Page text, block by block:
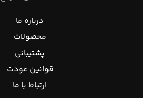
درباره ما
محصولات
پشتیبانی
قوانین عودت
ارتباط با ما